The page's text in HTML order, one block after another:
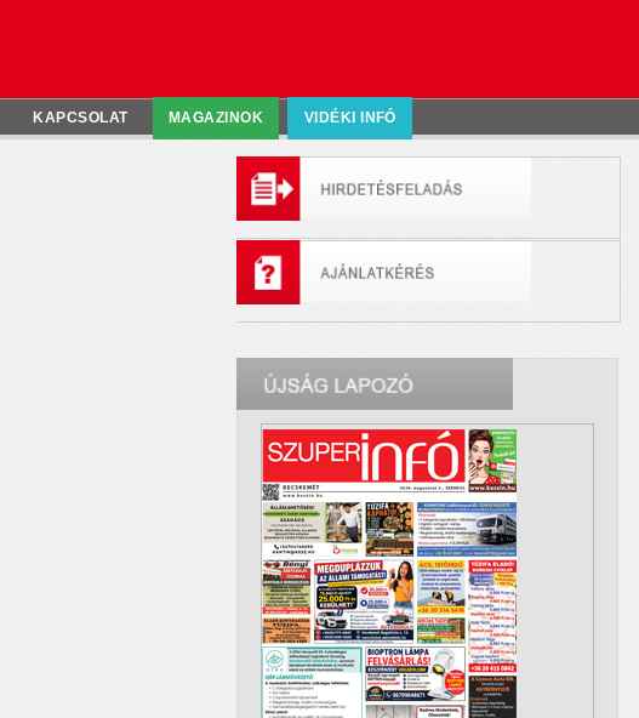
KAPCSOLAT MAGAZINOK VIDÉKI INFÓ